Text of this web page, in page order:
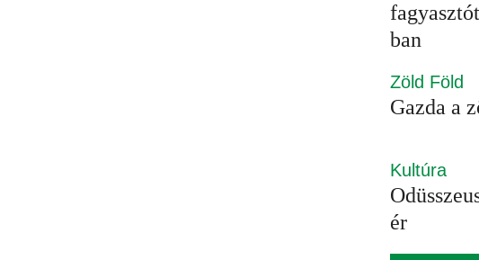
ban
Zöld Föld
Gazda a
Kultúra
ér